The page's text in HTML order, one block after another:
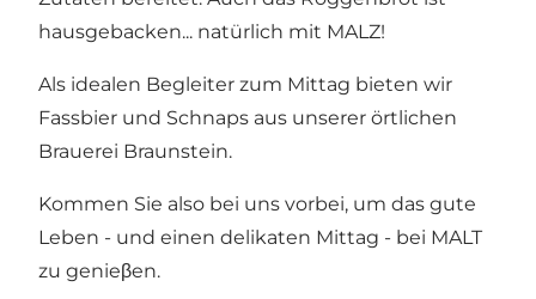
hausgebacken... natürlich mit MALZ!
Als idealen Begleiter zum Mittag bieten wir
Fassbier und Schnaps aus unserer örtlichen
Brauerei Braunstein.
Kommen Sie also bei uns vorbei, um das gute
Leben - und einen delikaten Mittag - bei MALT
zu genieβen.